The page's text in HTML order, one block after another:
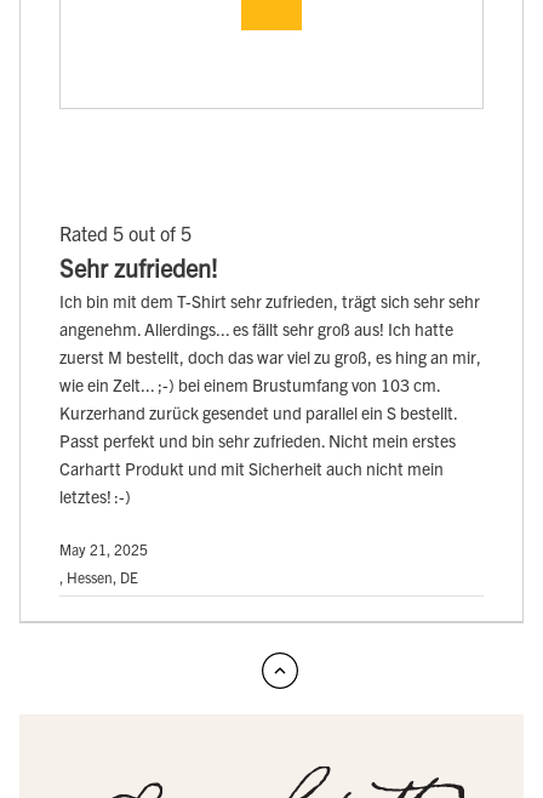
Rated 5 out of 5
Sehr zufrieden!
Ich bin mit dem T-Shirt sehr zufrieden, trägt sich sehr sehr
angenehm. Allerdings... es fällt sehr groß aus! Ich hatte
zuerst M bestellt, doch das war viel zu groß, es hing an mir,
wie ein Zelt... ;-) bei einem Brustumfang von 103 cm.
Kurzerhand zurück gesendet und parallel ein S bestellt.
Passt perfekt und bin sehr zufrieden. Nicht mein erstes
Carhartt Produkt und mit Sicherheit auch nicht mein
letztes! :-)
May 21, 2025
, Hessen, DE